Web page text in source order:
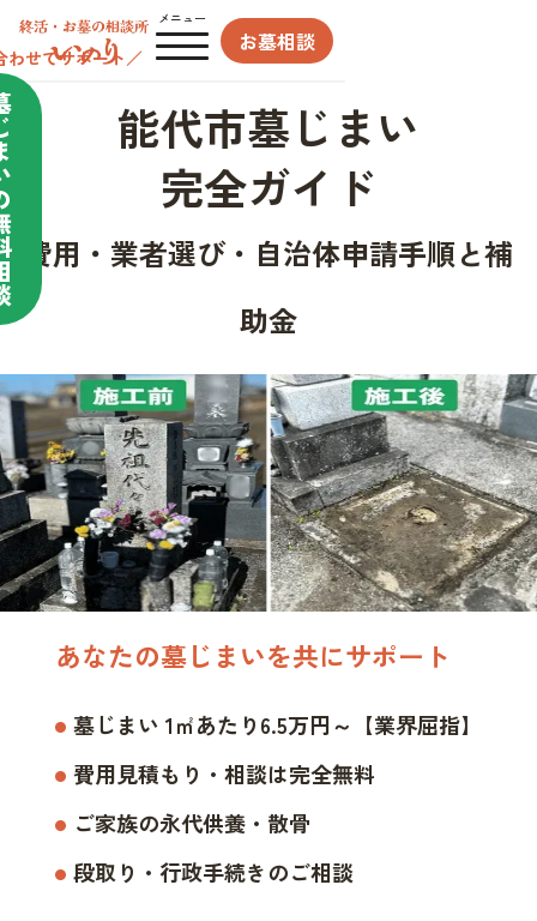
メニュー
お墓相談
わせてサポート／
能代市墓じまい
完全ガイド
費用・業者選び・自治体申請手順と補
助金
あなたの墓じまいを共にサポート
墓じまい 1㎡あたり6.5万円～【業界屈指】
費用見積もり・相談は完全無料
ご家族の永代供養・散骨
段取り・行政手続きのご相談